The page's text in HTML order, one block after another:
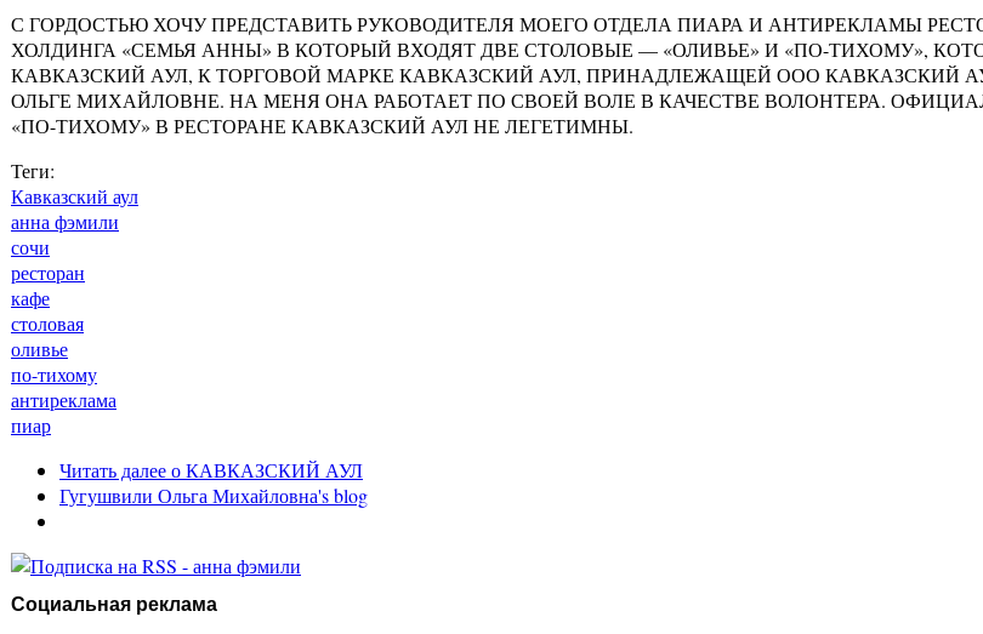
С ГОРДОСТЬЮ ХОЧУ ПРЕДСТАВИТЬ РУКОВОДИТЕЛЯ МОЕГО ОТДЕЛА ПИАРА И АНТИРЕКЛАМЫ
ХОЛДИНГА «СЕМЬЯ АННЫ» В КОТОРЫЙ ВХОДЯТ ДВЕ СТОЛОВЫЕ — «ОЛИВЬЕ» И «ПО-ТИХОМУ»,
КАВКАЗСКИЙ АУЛ, К ТОРГОВОЙ МАРКЕ КАВКАЗСКИЙ АУЛ, ПРИНАДЛЕЖАЩЕЙ ООО КАВКАЗСКИЙ
ОЛЬГЕ МИХАЙЛОВНЕ. НА МЕНЯ ОНА РАБОТАЕТ ПО СВОЕЙ ВОЛЕ В КАЧЕСТВЕ ВОЛОНТЕРА.
«ПО-ТИХОМУ» В РЕСТОРАНЕ КАВКАЗСКИЙ АУЛ НЕ ЛЕГЕТИМНЫ.
Теги:
Кавказский аул
анна фэмили
сочи
ресторан
кафе
столовая
оливье
по-тихому
антиреклама
пиар
Читать далеео КАВКАЗСКИЙ АУЛ
Гугушвили Ольга Михайловна's blog
Социальная реклама